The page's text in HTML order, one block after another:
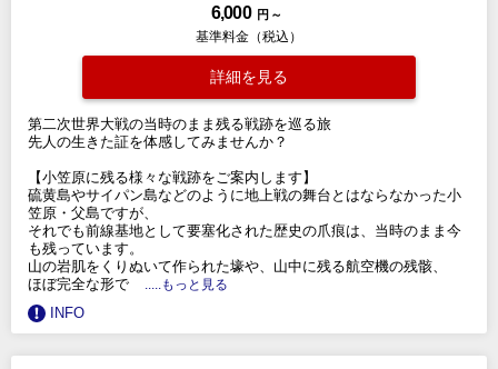
6,000 円 ～
基準料金（税込）
詳細を見る
第二次世界大戦の当時のまま残る戦跡を巡る旅
先人の生きた証を体感してみませんか？
【小笠原に残る様々な戦跡をご案内します】
硫黄島やサイパン島などのように地上戦の舞台とはならなかった小
笠原・父島ですが、
それでも前線基地として要塞化された歴史の爪痕は、当時のまま今
も残っています。
山の岩肌をくりぬいて作られた壕や、山中に残る航空機の残骸、
ほぼ完全な形で
.....もっと見る
INFO